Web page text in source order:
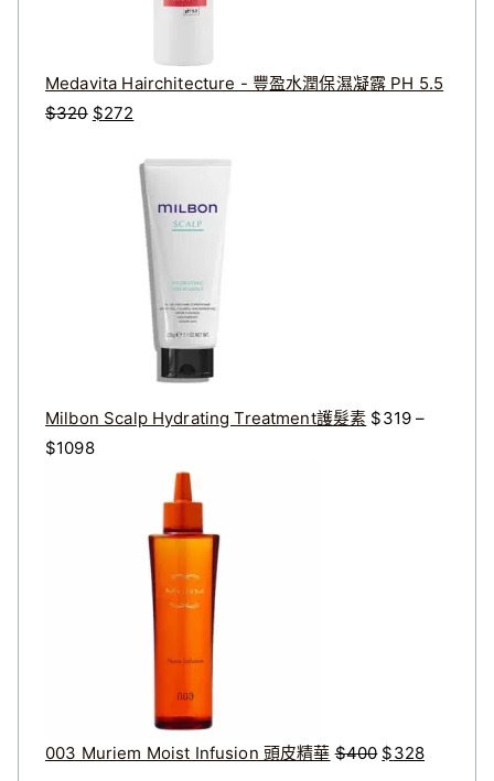
Medavita Hairchitecture - 豐盈水潤保濕凝露 PH 5.5
$320 原
$272
價
格
：
Milbon Scalp Hydrating Treatment護髮素 $319 –
$1098價
$
003 Muriem Moist Infusion 頭皮精華 $400 。
$328